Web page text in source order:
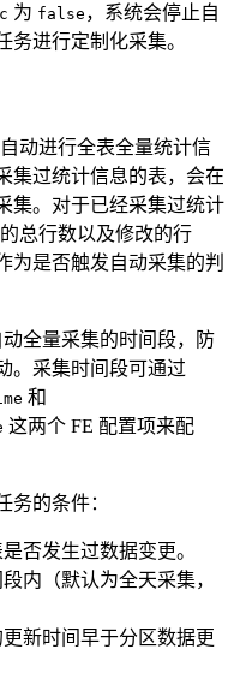
为 false ，系统会停止自
进行定制化采集。
动进行全表全量统计信
集过统计信息的表，会在
集。对于已经采集过统计
总行数以及修改的行
为是否触发自动采集的判
全量采集的时间段，防
。采集时间段可通过
和
这两个 FE 配置项来配
务的条件：
否发生过数据变更。
内（默认为全天采集，
新时间早于分区数据更